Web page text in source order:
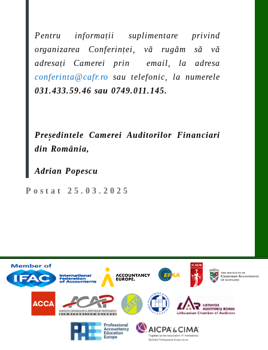
Pentru informații suplimentare privind
organizarea Conferinței, vă rugăm să vă
adresați Camerei prin email, la adresa
conferinta@cafr.ro sau telefonic, la numerele
031.433.59.46 sau 0749.011.145.
Președintele Camerei Auditorilor Financiari
din România,
Adrian Popescu
Postat 25.03.2025